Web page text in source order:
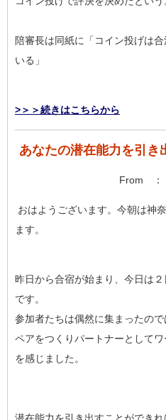
陪審長は同紙に「コイン投げは
いる」
>＞＞続きはこちらから
あなたの潜在能力を引き
From ：
おはようございます。今朝は神
ます。
昨日から合宿が始まり、今日は
です。
参加者たちは偶然に集まったので
ペアをつくりパートナーとして
を感じました。